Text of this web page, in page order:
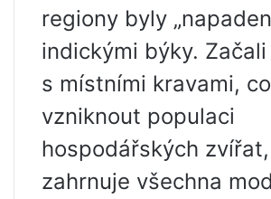
regiony byly
indickými býky.
s místními kravami,
vzniknout populaci
hospodářských
zahrnuje všechna